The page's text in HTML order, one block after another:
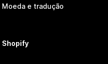
Moeda e tradução
Shopify